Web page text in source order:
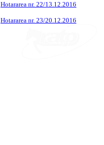
Hotararea nr. 22/13.12.2016
Hotararea nr. 23/20.12.2016